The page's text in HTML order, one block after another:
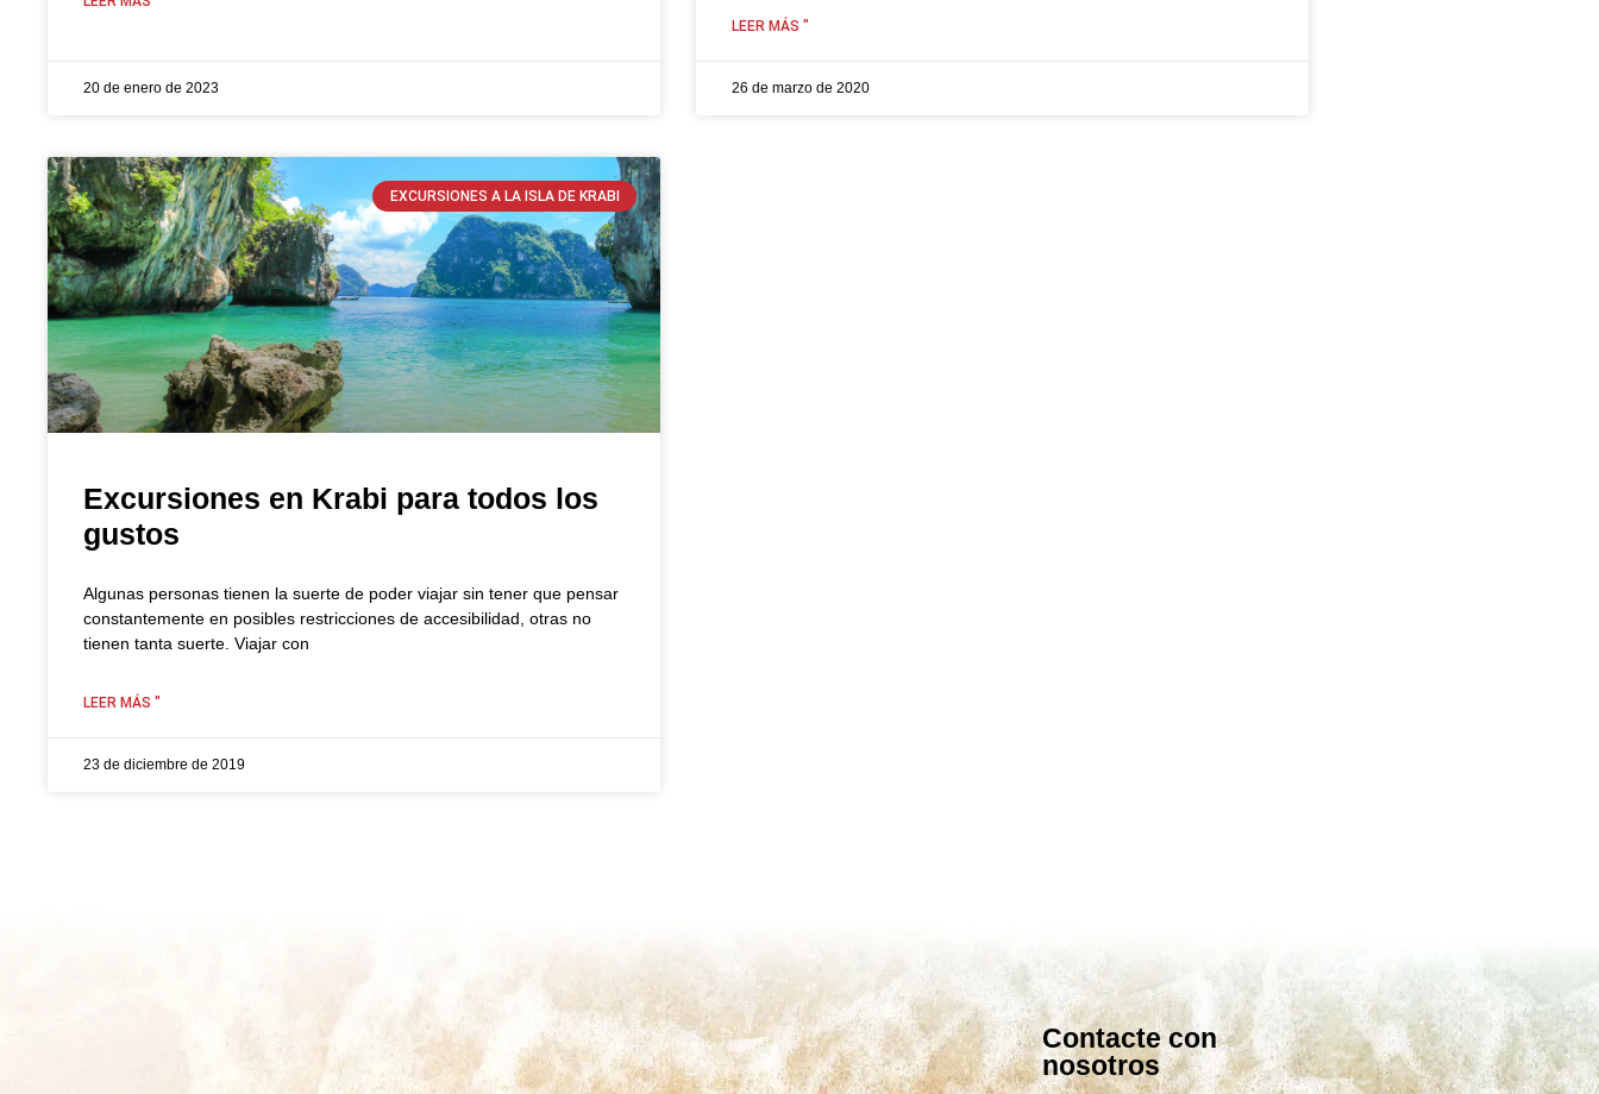
20 de enero de 2023
LEER MÁS "
26 de marzo de 2020
EXCURSIONES A LA ISLA DE KRABI
Excursiones en Krabi para todos los
gustos
Algunas personas tienen la suerte de poder viajar sin tener que pensar
constantemente en posibles restricciones de accesibilidad, otras no
tienen tanta suerte. Viajar con
LEER MÁS "
23 de diciembre de 2019
Contacte con
nosotros